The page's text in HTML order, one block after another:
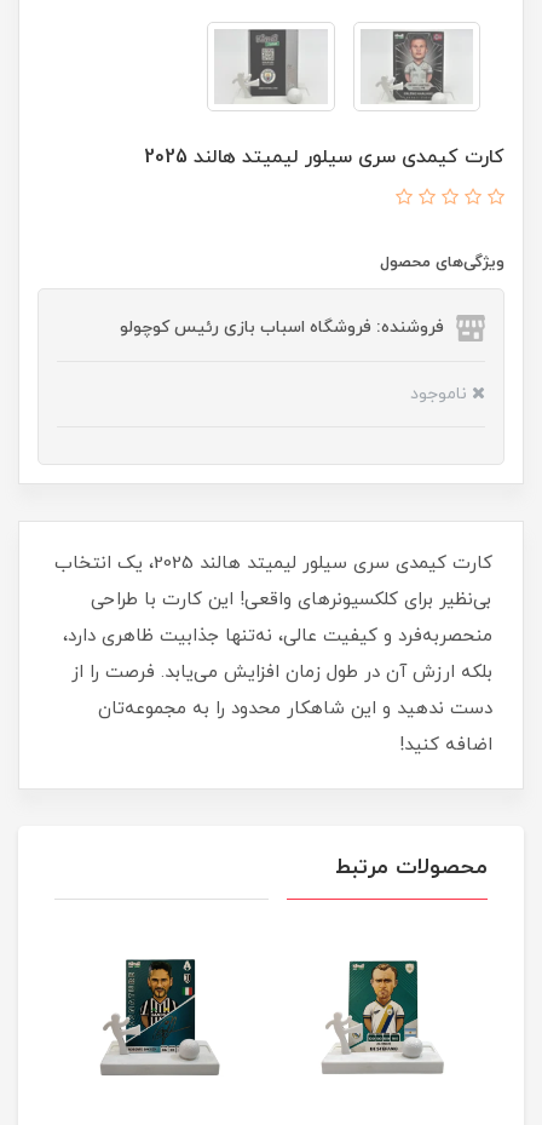
کارت کیمدی سری سیلور لیمیتد هالند 2025
ویژگی‌های محصول
فروشنده: فروشگاه اسباب بازی رئیس کوچولو
ناموجود
کارت کیمدی سری سیلور لیمیتد هالند 2025، یک انتخاب
بی‌نظیر برای کلکسیونرهای واقعی! این کارت با طراحی
منحصر‌به‌فرد و کیفیت عالی، نه‌تنها جذابیت ظاهری دارد،
بلکه ارزش آن در طول زمان افزایش می‌یابد. فرصت را از
دست ندهید و این شاهکار محدود را به مجموعه‌تان
اضافه کنید!
محصولات مرتبط